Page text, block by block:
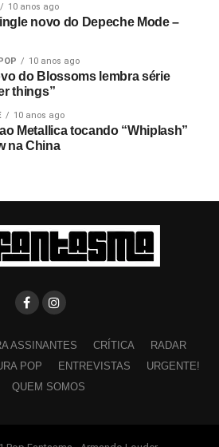
10 anos ago
novo do Depeche Mode –
10 anos ago
do Blossoms lembra série
things”
10 anos ago
Metallica tocando “Whiplash”
na China
ASSINANTES CRÍTICA
RADAR
POP ENTREVISTAS
URGENTE!
QUEM SOMOS